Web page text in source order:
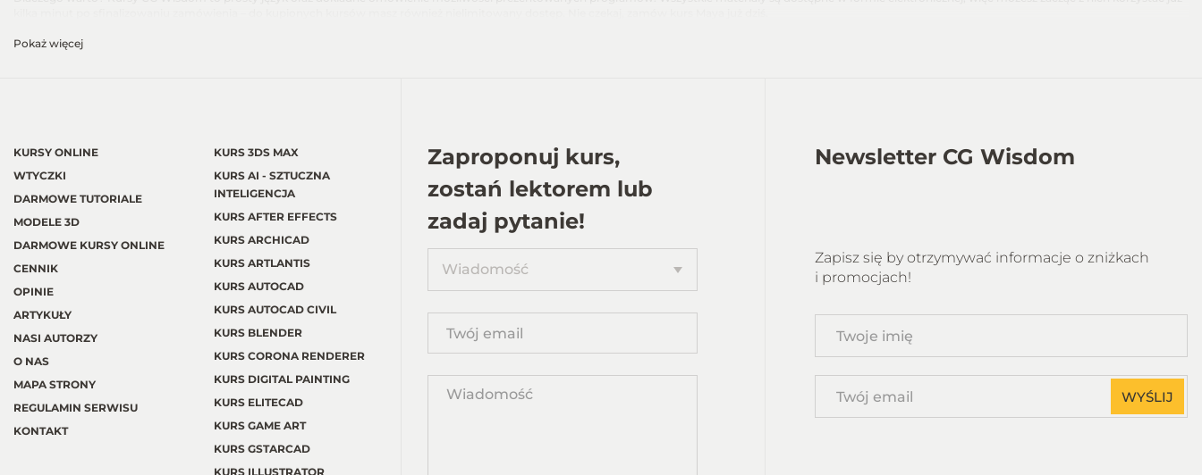
Pokaż więcej
KURSY ONLINE
WTYCZKI
DARMOWE TUTORIALE
MODELE 3D
DARMOWE KURSY ONLINE
CENNIK
OPINIE
ARTYKUŁY
NASI AUTORZY
O NAS
MAPA STRONY
REGULAMIN SERWISU
KONTAKT
KURS 3DS MAX
KURS AI - SZTUCZNA
INTELIGENCJA
KURS AFTER EFFECTS
KURS ARCHICAD
KURS ARTLANTIS
KURS AUTOCAD
KURS AUTOCAD CIVIL
KURS BLENDER
KURS CORONA RENDERER
KURS DIGITAL PAINTING
KURS ELITECAD
KURS GAME ART
KURS GSTARCAD
KURS ILLUSTRATOR
Zaproponuj kurs,
zostań lektorem lub
zadaj pytanie!
kurs
Wiadomość
email
Wpisz
propozycję
Newsletter CG Wisdom
Zapisz się by otrzymywać informacje o zniżkach
i promocjach!
imię
email
WYŚLIJ